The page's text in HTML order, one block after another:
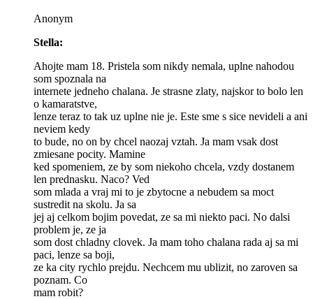
Anonym
Stella:
Ahojte mam 18. Pristela som nikdy nemala, uplne nahodou
som spoznala na
internete jedneho chalana. Je strasne zlaty, najskor to bolo len
o kamaratstve,
lenze teraz to tak uz uplne nie je. Este sme s sice nevideli a ani
neviem kedy
to bude, no on by chcel naozaj vztah. Ja mam vsak dost
zmiesane pocity. Mamine
ked spomeniem, ze by som niekoho chcela, vzdy dostanem
len prednasku. Naco? Ved
som mlada a vraj mi to je zbytocne a nebudem sa moct
sustredit na skolu. Ja sa
jej aj celkom bojim povedat, ze sa mi niekto paci. No dalsi
problem je, ze ja
som dost chladny clovek. Ja mam toho chalana rada aj sa mi
paci, lenze sa boji,
ze ka city rychlo prejdu. Nechcem mu ublizit, no zaroven sa
poznam. Co
mam robit?